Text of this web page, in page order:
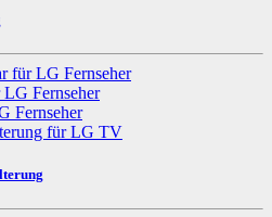
für LG Fernseher
Fernseher
Fernseher
für LG TV